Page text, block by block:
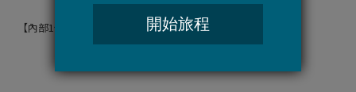
【內部1側2格貼袋】